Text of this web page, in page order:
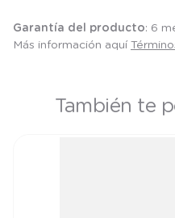
Garantía del producto: 6
Más información aquí
También te